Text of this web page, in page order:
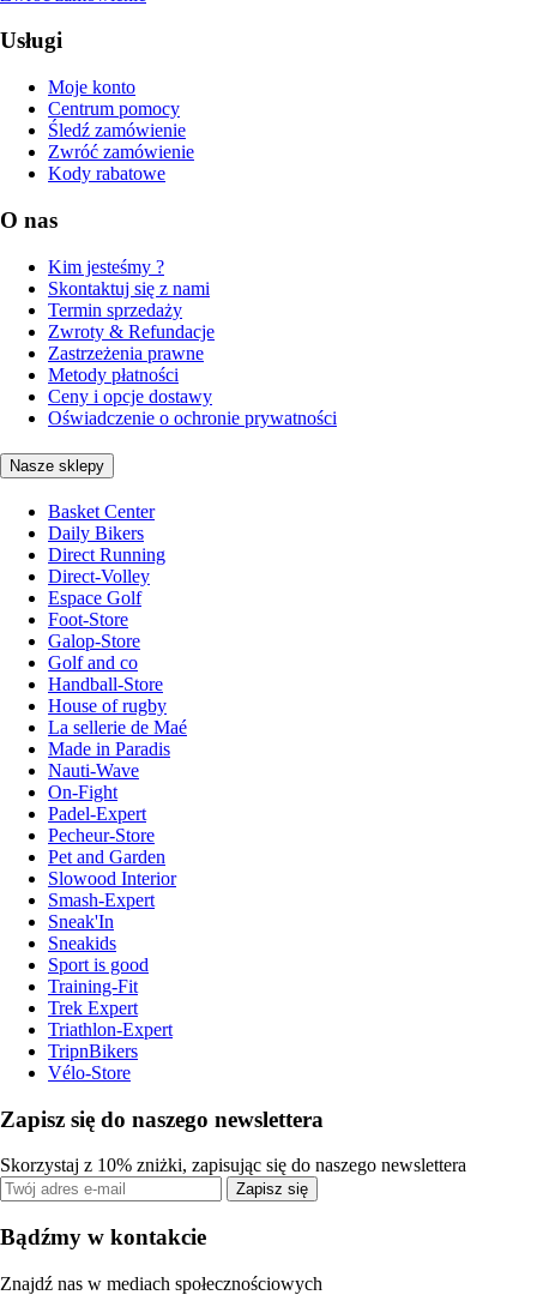
Usługi
Moje konto
Centrum pomocy
Śledź zamówienie
Zwróć zamówienie
Kody rabatowe
O nas
Kim jesteśmy ?
Skontaktuj się z nami
Termin sprzedaży
Zwroty & Refundacje
Zastrzeżenia prawne
Metody płatności
Ceny i opcje dostawy
Oświadczenie o ochronie prywatności
Nasze sklepy
Basket Center
Daily Bikers
Direct Running
Direct-Volley
Espace Golf
Foot-Store
Galop-Store
Golf and co
Handball-Store
House of rugby
La sellerie de Maé
Made in Paradis
Nauti-Wave
On-Fight
Padel-Expert
Pecheur-Store
Pet and Garden
Slowood Interior
Smash-Expert
Sneak'In
Sneakids
Sport is good
Training-Fit
Trek Expert
Triathlon-Expert
TripnBikers
Vélo-Store
Zapisz się do naszego newslettera
Skorzystaj z 10% zniżki, zapisując się do naszego newslettera
Zapisz się
Bądźmy w kontakcie
Znajdź nas w mediach społecznościowych